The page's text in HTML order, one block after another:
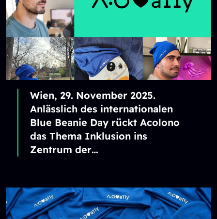
Wien, 29. November 2025.
Anlässlich des internationalen
Blue Beanie Day rückt Acolono
das Thema Inklusion ins
Zentrum der
ein sichtbares Zeichen: In einer
Fotokampagne tragen